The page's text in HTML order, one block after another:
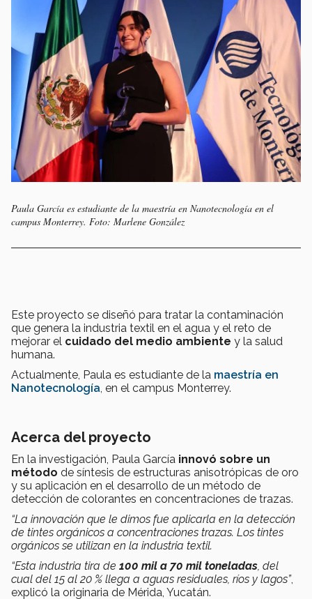
Paula García es estudiante de la maestría en Nanotecnología en el
campus Monterrey. Foto: Marlene González
Este proyecto se diseñó para tratar la contaminación
que genera la industria textil en el agua y el reto de
mejorar el cuidado del medio ambiente y la salud
humana.
Actualmente, Paula es estudiante de la maestría en
Nanotecnología, en el campus Monterrey.
Acerca del proyecto
En la investigación, Paula García innovó sobre un
método de síntesis de estructuras anisotrópicas de oro
y su aplicación en el desarrollo de un método de
detección de colorantes en concentraciones de trazas.
“La innovación que le dimos fue aplicarla en la detección
de tintes orgánicos a concentraciones trazas. Los tintes
orgánicos se utilizan en la industria textil.
“Esta industria tira de 100 mil a 70 mil toneladas, del
cual del 15 al 20 % llega a aguas residuales, ríos y lagos”,
explicó la originaria de Mérida, Yucatán.